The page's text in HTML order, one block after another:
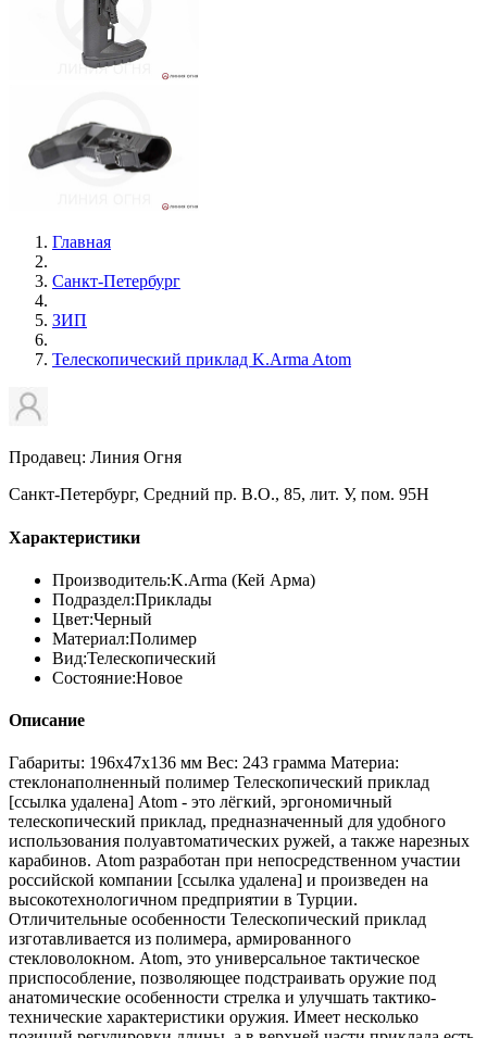
Главная
Санкт-Петербург
ЗИП
Телескопический приклад K.Arma Atom
Продавец: Линия Огня
Санкт-Петербург, Средний пр. В.О., 85, лит. У, пом. 95Н
Характеристики
Производитель:K.Arma (Кей Арма)
Подраздел:Приклады
Цвет:Черный
Материал:Полимер
Вид:Телескопический
Состояние:Новое
Описание
Габариты: 196х47х136 мм Вес: 243 грамма Материа:
стеклонаполненный полимер Телескопический приклад
[ссылка удалена] Atom - это лёгкий, эргономичный
телескопический приклад, предназначенный для удобного
использования полуавтоматических ружей, а также нарезных
карабинов. Atom разработан при непосредственном участии
российской компании [ссылка удалена] и произведен на
высокотехнологичном предприятии в Турции.
Отличительные особенности Телескопический приклад
изготавливается из полимера, армированного
стекловолокном. Atom, это универсальное тактическое
приспособление, позволяющее подстраивать оружие под
анатомические особенности стрелка и улучшать тактико-
технические характеристики оружия. Имеет несколько